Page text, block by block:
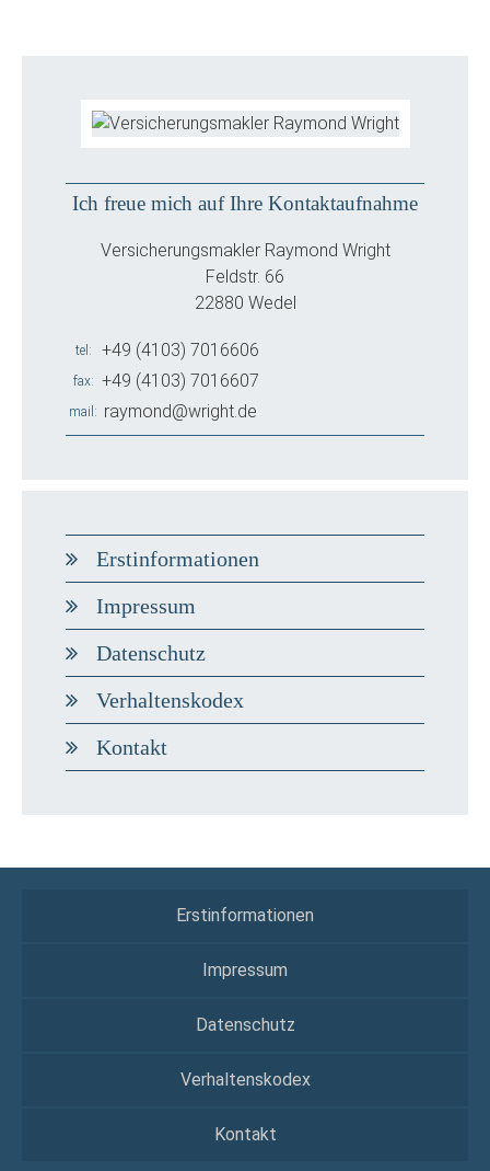
Ich freue mich auf Ihre Kontaktaufnahme
Versicherungsmakler Raymond Wright
Feldstr. 66
22880 Wedel
tel +49 (4103) 7016606
fax +49 (4103) 7016607
mail raymond@wright.de
Erstinformationen
Impressum
Datenschutz
Verhaltenskodex
Kontakt
Erstinformationen
Impressum
Datenschutz
Verhaltenskodex
Kontakt